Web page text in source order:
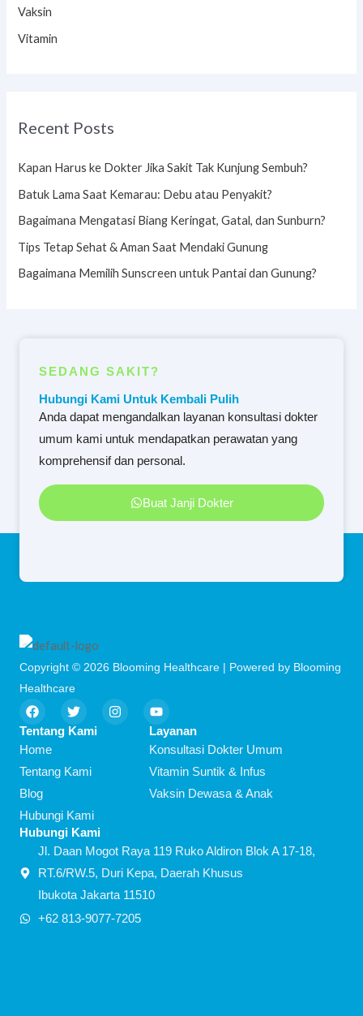
Vaksin
Vitamin
Recent Posts
Kapan Harus ke Dokter Jika Sakit Tak Kunjung Sembuh?
Batuk Lama Saat Kemarau: Debu atau Penyakit?
Bagaimana Mengatasi Biang Keringat, Gatal, dan Sunburn?
Tips Tetap Sehat & Aman Saat Mendaki Gunung
Bagaimana Memilih Sunscreen untuk Pantai dan Gunung?
SEDANG SAKIT?
Hubungi Kami Untuk Kembali Pulih
Anda dapat mengandalkan layanan konsultasi dokter
umum kami untuk mendapatkan perawatan yang
komprehensif dan personal.
Buat Janji Dokter
Copyright © 2026 Blooming Healthcare | Powered by Blooming
Healthcare
F
a
c
b
o
k
T
w
i
e
I
n
Y
o
u
t
u
b
Tentang Kami
Home
Tentang Kami
Blog
Hubungi Kami
Layanan
Konsultasi Dokter Umum
Vitamin Suntik & Infus
Vaksin Dewasa & Anak
Hubungi Kami
Jl. Daan Mogot Raya 119 Ruko Aldiron Blok A 17-18,
RT.6/RW.5, Duri Kepa, Daerah Khusus
Ibukota Jakarta 11510
+62 813-9077-7205